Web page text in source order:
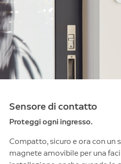
Sensore di contatto
Proteggi ogni ingresso.
Compatto, sicuro e ora con un
magnete amovibile per una